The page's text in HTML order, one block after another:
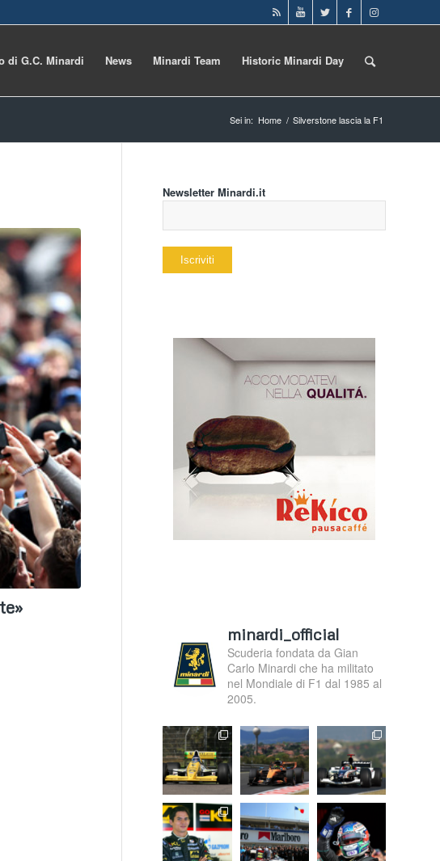
di G.C. Minardi News Minardi Team Historic Minardi Day
Sei in: Home / Silverstone lascia la F1
Newsletter Minardi.it
minardi_official
Scuderia fondata da Gian
Carlo Minardi che ha militato
nel Mondiale di F1 dal 1985 al
2005.